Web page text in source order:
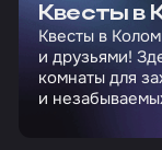
Квесты в
Квесты в
и друзьями!
комнаты для
и